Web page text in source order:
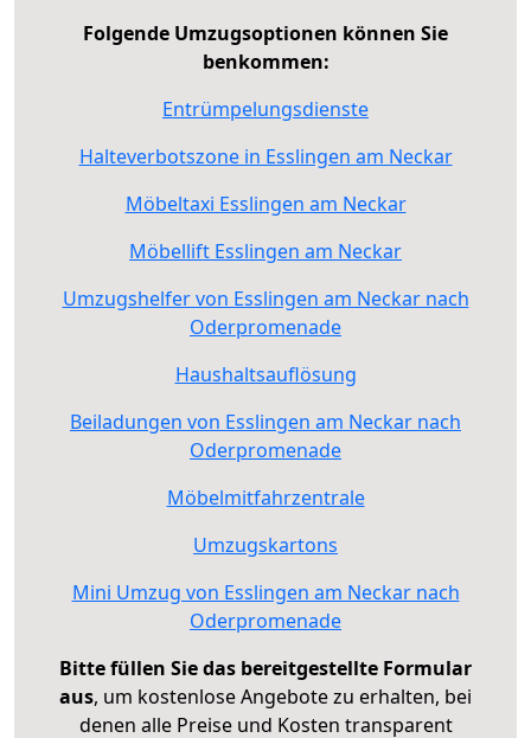
Folgende Umzugsoptionen können Sie
benkommen:
Entrümpelungsdienste
Halteverbotszone in Esslingen am Neckar
Möbeltaxi Esslingen am Neckar
Möbellift Esslingen am Neckar
Umzugshelfer von Esslingen am Neckar nach
Oderpromenade
Haushaltsauflösung
Beiladungen von Esslingen am Neckar nach
Oderpromenade
Möbelmitfahrzentrale
Umzugskartons
Mini Umzug von Esslingen am Neckar nach
Oderpromenade
Bitte füllen Sie das bereitgestellte Formular
aus, um kostenlose Angebote zu erhalten, bei
denen alle Preise und Kosten transparent